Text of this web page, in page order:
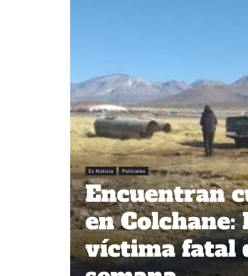
Es Noticia Policiales
Encuentran
en Colchane:
víctima fatal